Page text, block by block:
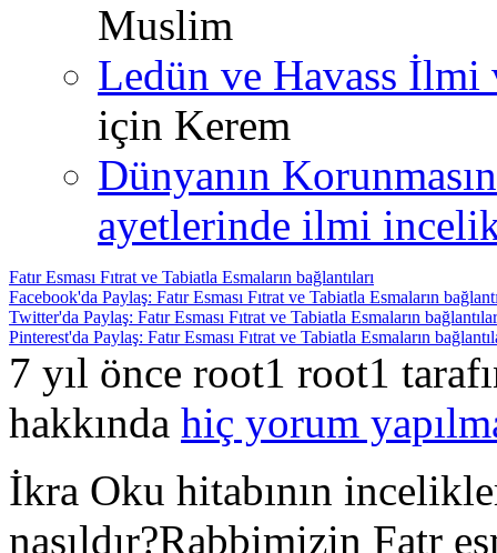
Muslim
Ledün ve Havass İlmi
için Kerem
Dünyanın
ayetlerinde ilmi
Fatır Esması Fıtrat ve Tabiatla Esmaların bağlantıları
Facebook'da Paylaş: Fatır Esması Fıtrat ve Tabiatla Esmaların
Twitter'da Paylaş: Fatır Esması Fıtrat ve Tabiatla Esmaların
Pinterest'da Paylaş: Fatır Esması Fıtrat ve Tabiatla Esmaların
7 yıl önce root1 root1
hakkında hiç yorum
İkra Oku hitabının
nasıldır?Rabbimizin Fatr